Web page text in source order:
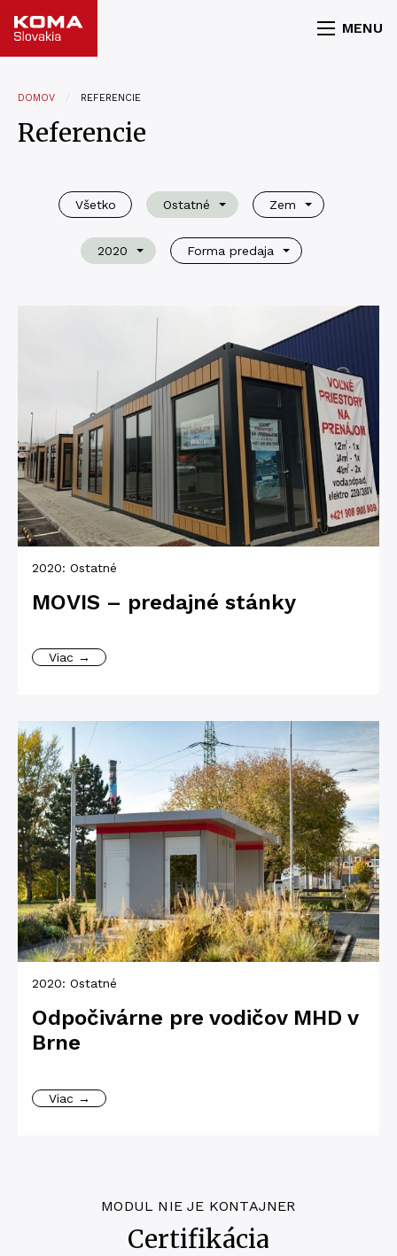
MENU
DOMOV REFERENCIE
Referencie
Všetko Ostatné Zem
2020 Forma predaja
2020: Ostatné
MOVIS – predajné stánky
Viac →
2020: Ostatné
Odpočivárne pre vodičov MHD v
Brne
Viac →
MODUL NIE JE KONTAJNER
Certifikácia